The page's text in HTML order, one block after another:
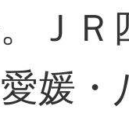
Ｒ
媛